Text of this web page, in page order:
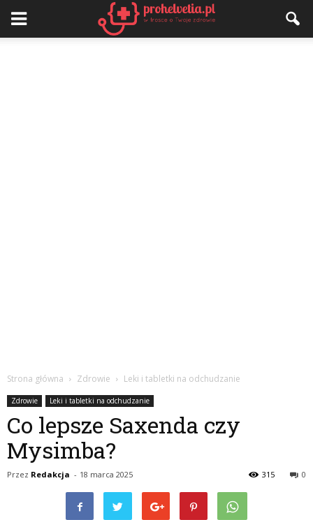
Strona główna Zdrowie Leki i tabletki na odchudzanie
Zdrowie Leki i tabletki na odchudzanie
Co lepsze Saxenda czy
Mysimba?
Przez Redakcja - 18 marca 2025 0
315